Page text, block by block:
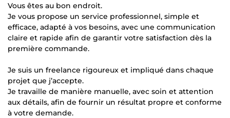
Vous êtes au bon endroit.
Je vous propose un service professionnel, simple et
efficace, adapté à vos besoins, avec une communication
claire et rapide afin de garantir votre satisfaction dès la
première commande.
Je suis un freelance rigoureux et impliqué dans chaque
projet que j’accepte.
Je travaille de manière manuelle, avec soin et attention
aux détails, afin de fournir un résultat propre et conforme
à votre demande.